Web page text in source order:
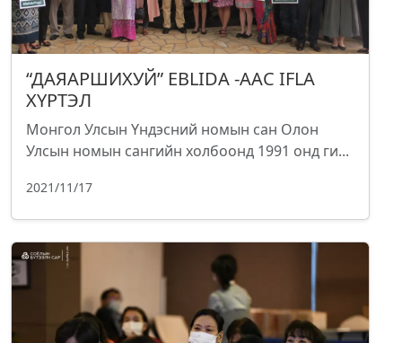
“ДАЯАРШИХУЙ” EBLIDA -ААС IFLA
ХҮРТЭЛ
Монгол Улсын Үндэсний номын сан Олон
Улсын номын сангийн холбоонд 1991 онд ги...
2021/11/17